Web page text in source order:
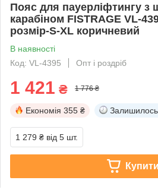
Пояс для пауерліфтингу з
карабіном FISTRAGE VL-
розмір-S-XL коричневий
В наявності
Код: VL-4395
Опт і роздріб
1 421 ₴ 1 776 ₴
Економія 355 ₴ Залишилось
1 279 ₴ від 5 шт.
Купити